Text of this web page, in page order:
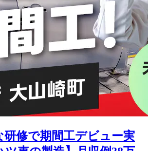
研修で期間工デビュー実